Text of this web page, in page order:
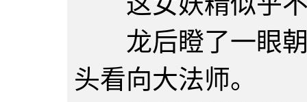
龙后瞪了一眼朝
头看向大法师。